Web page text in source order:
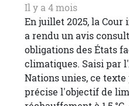
Il y a 4 mois
En juillet 2025, la
a rendu un avis
obligations des États
climatiques. Saisi par
Nations unies, ce
précise l'objectif de